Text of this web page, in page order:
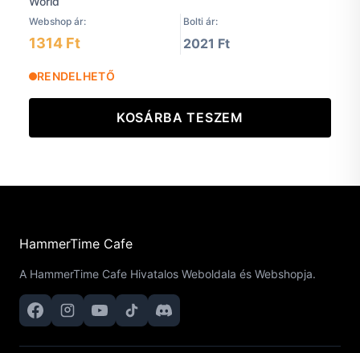
Webshop ár: Bolti ár:
1314 Ft 2021 Ft
RENDELHETŐ
KOSÁRBA TESZEM
HammerTime Cafe
A HammerTime Cafe Hivatalos Weboldala és Webshopja.